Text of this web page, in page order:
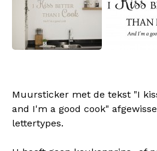
Muursticker met de tekst "I
and I'm a good cook"
lettertypes.